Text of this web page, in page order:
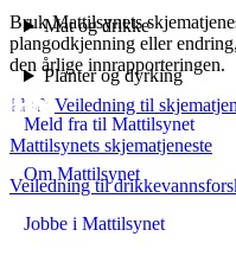
Mat og drikke
Planter og dyrking
Meld fra til Mattilsynet
Om Mattilsynet
Jobbe i Mattilsynet
Bruk Mattilsynets
plangodkjenning eller
den årlige innrapporteringen.
Veiledning til
Mattilsynets skjematjeneste
Veiledning til